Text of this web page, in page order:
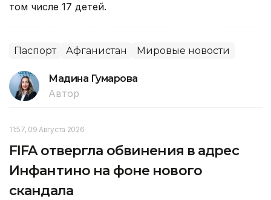
том числе 17 детей.
Паспорт Афганистан Мировые новости
Мадина Гумарова
Автор
11:57, 09 Августа 2026
FIFA отвергла обвинения в адрес
Инфантино на фоне нового
скандала